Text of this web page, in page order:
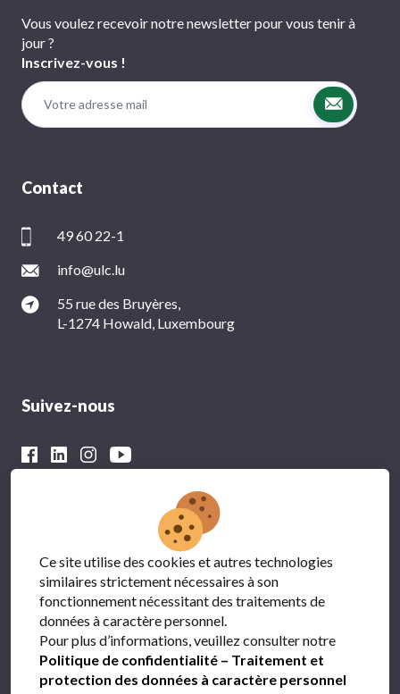
Vous voulez recevoir notre newsletter pour vous tenir à
jour ?
Inscrivez-vous !
Contact
49 60 22-1
info@ulc.lu
55 rue des Bruyères,
L-1274 Howald, Luxembourg
Suivez-nous
Avec le soutien financier du
Ce site utilise des cookies et autres technologies
similaires strictement nécessaires à son
fonctionnement nécessitant des traitements de
données à caractère personnel.
Pour plus d’informations, veuillez consulter notre
Politique de confidentialité – Traitement et
protection des données à caractère personnel